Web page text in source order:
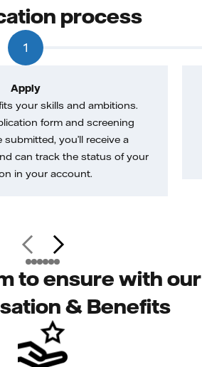
process
1
Apply
your skills and ambitions.
form and screening
you’ll receive a
can track the status of your
in your account.
to ensure with our
& Benefits